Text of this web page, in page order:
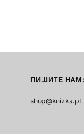
ПИШИТЕ НАМ:
shop@knizka.pl